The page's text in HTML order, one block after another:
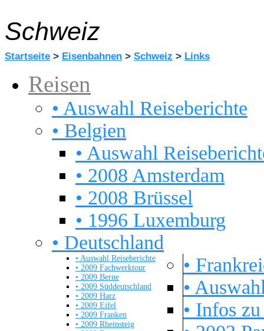
Schweiz
Startseite > Eisenbahnen > Schweiz > Links
Reisen
• Auswahl Reiseberichte
• Belgien
• Auswahl
• 2008 Amsterdam
• 2008 Brüssel
• 1996 Luxemburg
• Deutschland
• Auswahl Reiseberichte
• 2009 Fachwerktour
• 2009 Berne
• 2009 Süddeutschland
• 2009 Harz
• 2009 Eifel
• 2009 Franken
• 2009 Rheinsteig
•
•
• Infos